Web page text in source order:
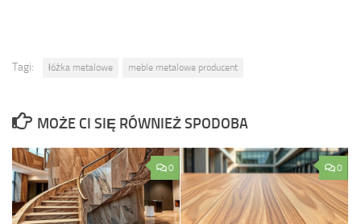
Tagi: łóżka metalowe meble metalowe producent
MOŻE CI SIĘ RÓWNIEŻ SPODOBA
0 0